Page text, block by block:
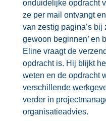
onduidelijke opdracht
ze per mail ontvangt
van zestig pagina’s bij
gewoon beginnen’ en
Eline vraagt de
opdracht is. Hij blijkt
weten en de opdracht
verschillende
verder in
organisatieadvies.